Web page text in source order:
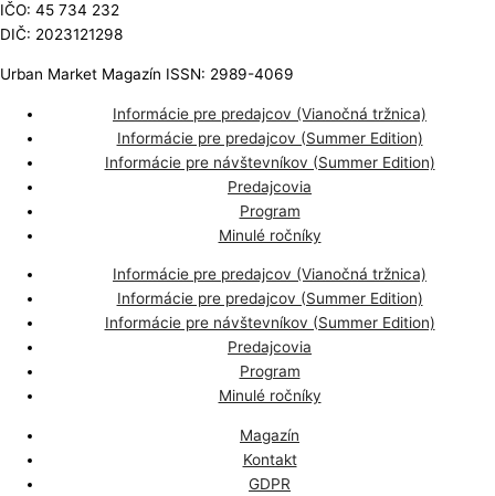
IČO: 45 734 232
DIČ: 2023121298
Urban Market Magazín ISSN: 2989-4069
Informácie pre predajcov (Vianočná tržnica)
Informácie pre predajcov (Summer Edition)
Informácie pre návštevníkov (Summer Edition)
Predajcovia
Program
Minulé ročníky
Informácie pre predajcov (Vianočná tržnica)
Informácie pre predajcov (Summer Edition)
Informácie pre návštevníkov (Summer Edition)
Predajcovia
Program
Minulé ročníky
Magazín
Kontakt
GDPR